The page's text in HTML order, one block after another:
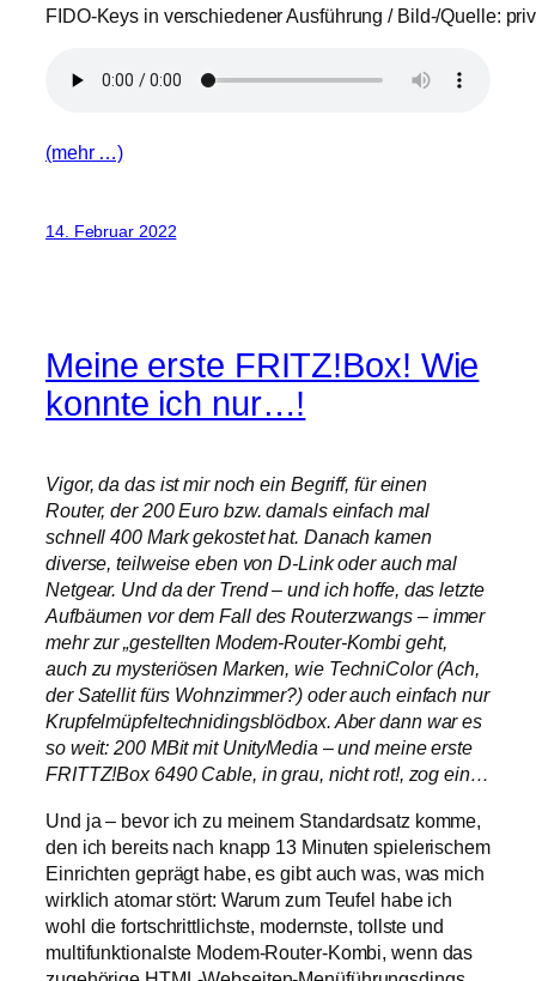
FIDO-Keys in verschiedener Ausführung / Bild-/Quelle:
(mehr …)
14. Februar 2022
Meine erste FRITZ!Box! Wie
konnte ich nur…!
Vigor, da das ist mir noch ein Begriff, für einen
Router, der 200 Euro bzw. damals einfach mal
schnell 400 Mark gekostet hat. Danach kamen
diverse, teilweise eben von D-Link oder auch mal
Netgear. Und da der Trend – und ich hoffe, das letzte
Aufbäumen vor dem Fall des Routerzwangs – immer
mehr zur „gestellten Modem-Router-Kombi geht,
auch zu mysteriösen Marken, wie TechniColor (Ach,
der Satellit fürs Wohnzimmer?) oder auch einfach nur
Krupfelmüpfeltechnidingsblödbox. Aber dann war es
so weit: 200 MBit mit UnityMedia – und meine erste
FRITTZ!Box 6490 Cable, in grau, nicht rot!, zog ein…
Und ja – bevor ich zu meinem Standardsatz komme,
den ich bereits nach knapp 13 Minuten spielerischem
Einrichten geprägt habe, es gibt auch was, was mich
wirklich atomar stört: Warum zum Teufel habe ich
wohl die fortschrittlichste, modernste, tollste und
multifunktionalste Modem-Router-Kombi, wenn das